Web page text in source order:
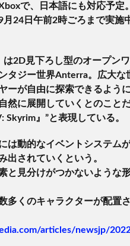
で、日本語にも対応予定
月24日午前2時ごろまで実
2D見下ろし型のオープンワ
タジー世界Anterra。広大
ーが自由に探索できるよう
然に展開していくとのこと
Skyrim』”と表現している。
は動的なイベントシステム
出されていくという。
と見分けがつかないような
多くのキャラクターが配置
articles/newsjp/